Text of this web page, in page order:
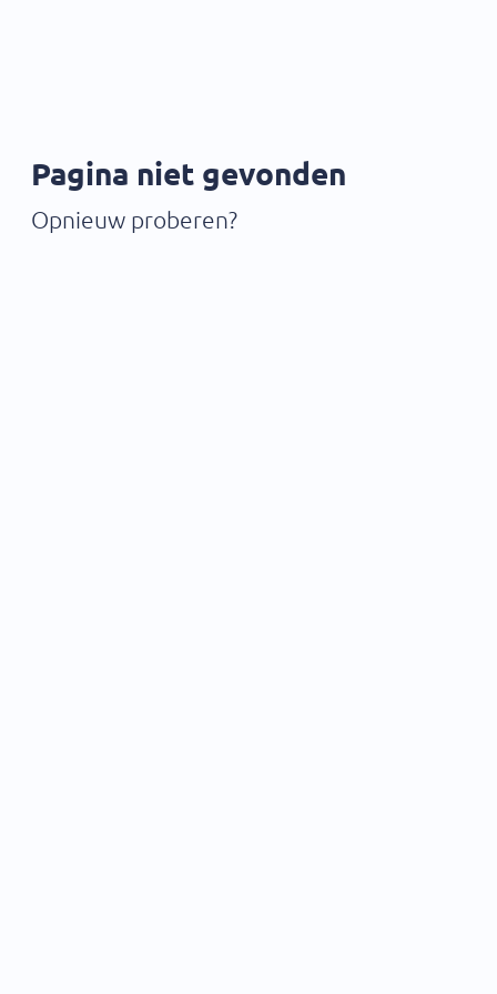
Pagina niet gevonden
Opnieuw proberen?